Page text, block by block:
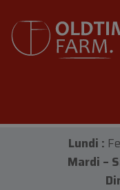
Lundi :
Mardi –